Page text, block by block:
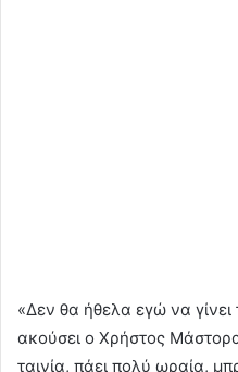
«Δεν θα ήθελα εγώ να
ακούσει ο Χρήστος
ταινία, πάει πολύ ωραία,